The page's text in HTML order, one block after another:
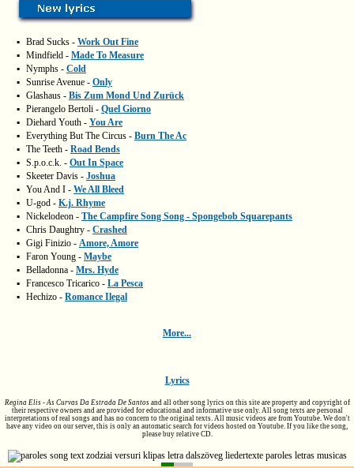
▪ Brad Sucks - Work Out Fine
▪ Mindfield - Made To Measure
▪ Nymphs - Cold
▪ Sunrise Avenue - Only
▪ Glashaus - Bis Zum Mond Und Zurück
▪ Pierangelo Bertoli - Quel Giorno
▪ Diehard Youth - You Are
▪ Everything But The Circus - Burn The Ac
▪ The Teeth - Road Bends
▪ S.p.o.c.k. - Out In Space
▪ Skeeter Davis - Joshua
▪ You And I - We All Bleed
▪ U-god - K.j. Rhyme
▪ Nickelodeon - The Campfire Song Song - Spongebob Squarepants
▪ Chris Daughtry - Crashed
▪ Gigi Finizio - Amore, Amore
▪ Faron Young - Maybe
▪ Belladonna - Mrs. Hyde
▪ Francesco Tricarico - La Pesca
▪ Hechizo - Romance Ilegal
More...
Lyrics
Regina Elis - As Curvas Da Estrada De Santosand all other song lyrics on this site are property and copyright of
their respective owners and are provided for educational and informative use only. All song texts are personal
interpretations of real songs and has no concern to the original texts. All music videos are from Youtube. We don't
have any video on our server, this is only an automatic search for videos hosted on Youtube. If you like the song,
please buy relative CD.